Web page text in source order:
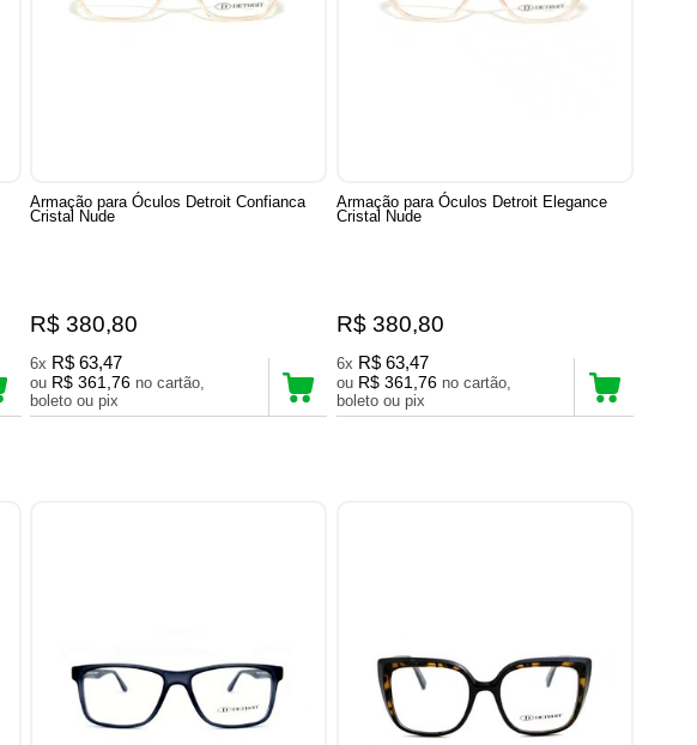
Armação para Óculos Detroit Confianca
Cristal Nude
R$ 380,80
6x R$ 63,47
ou R$ 361,76 no cartão,
boleto ou pix
Armação para Óculos Detroit Elegance
Cristal Nude
R$ 380,80
6x R$ 63,47
ou R$ 361,76 no cartão,
boleto ou pix